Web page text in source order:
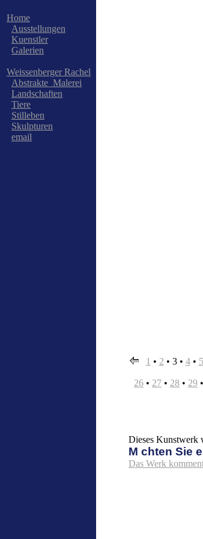
Home
Ausstellungen
Kuenstler
Galerien
Weissenberger Rachel
Abstrakte_Malerei
Landschaften
Tiere
Stilleben
Skulpturen
email
1 • 2 • 3• 4• 5
26 • 27 • 28 • 29 •
Dieses Kunstwerk
M chten Sie
Das Werk